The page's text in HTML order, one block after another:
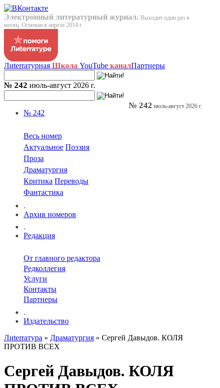
Электронный литературный журнал. Выходит один раз в
месяц. Основан в апреле 2014 г.
Лиterraтурная Школа YouTube каналПартнеры
№ 242 июль-август 2026 г.
№ 242
Весь номер
Актуальное Поэзия
Проза
Драматургия
Критика Переводы
Фантастика
.
Архив номеров
.
Редакция
От главного редактора
Редколлегия
Услуги
Контакты
Партнеры
.
Издательство
№ 242 июль-август 2026 г.
Лиterraтура » Драматургия » Сергей Давыдов. КОЛЯ
ПРОТИВ ВСЕХ
Сергей Давыдов. КОЛЯ